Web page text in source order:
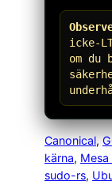
icke-
om du
Canonical,
kärna,
sudo-rs,